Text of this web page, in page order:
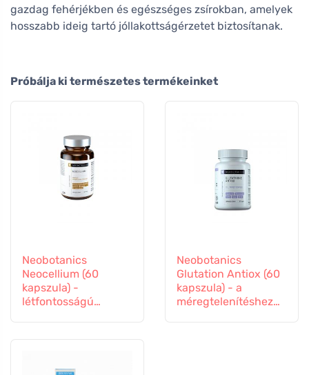
gazdag fehérjékben és egészséges zsírokban, amelyek
hosszabb ideig tartó jóllakottságérzetet biztosítanak.
Próbálja ki természetes termékeinket
Neobotanics
Neocellium (60
kapszula) -
létfontosságú
Neobotanics
Glutation Antiox (60
kapszula) - a
méregtelenítéshez